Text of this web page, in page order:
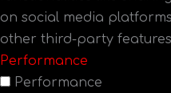
on social media
other third-party
Performance
Performance